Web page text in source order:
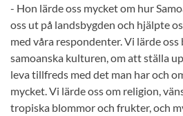
- Hon lärde oss mycket om hur
oss ut på landsbygden och hjälpte
med våra respondenter. Vi lärde
samoanska kulturen, om att ställa
leva tillfreds med det man har och
mycket. Vi lärde oss om religion,
tropiska blommor och frukter, och